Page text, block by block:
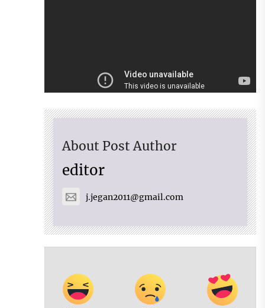
About Post Author
editor
j.jegan2011@gmail.com